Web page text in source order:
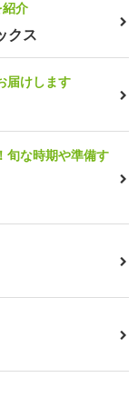
介
クス
届けします
旬な時期や準備す